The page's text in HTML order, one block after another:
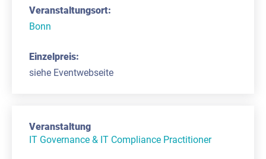
Bonn
siehe Eventwebseite
IT Governance & IT Compliance Practitioner